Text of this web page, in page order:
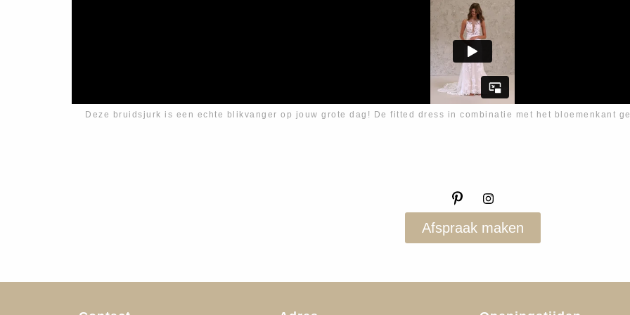
Deze bruidsjurk is een echte blikvanger op jouw grote dag! De fitted dress in combinatie met het bloemenkant
Afspraak maken